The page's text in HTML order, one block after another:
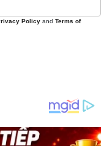
Policy and Terms of